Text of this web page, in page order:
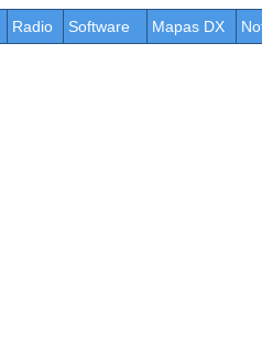
Radio Software Mapas DX